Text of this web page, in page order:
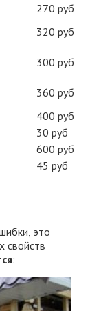
270 руб
320 руб
300 руб
360 руб
400 руб
30 руб
600 руб
45 руб
это
свойств
: